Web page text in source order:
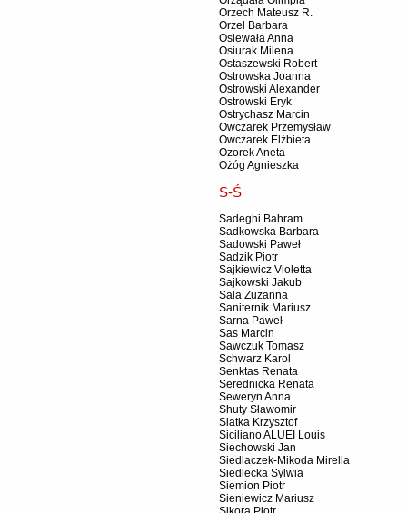
Orzech Mateusz R.
Orzeł Barbara
Osiewała Anna
Osiurak Milena
Ostaszewski Robert
Ostrowska Joanna
Ostrowski Alexander
Ostrowski Eryk
Ostrychasz Marcin
Owczarek Przemysław
Owczarek Elżbieta
Ozorek Aneta
Ożóg Agnieszka
S-Ś
Sadeghi Bahram
Sadkowska Barbara
Sadowski Paweł
Sadzik Piotr
Sajkiewicz Violetta
Sajkowski Jakub
Sala Zuzanna
Saniternik Mariusz
Sarna Paweł
Sas Marcin
Sawczuk Tomasz
Schwarz Karol
Senktas Renata
Serednicka Renata
Seweryn Anna
Shuty Sławomir
Siatka Krzysztof
Siciliano ALUEI Louis
Siechowski Jan
Siedlaczek-Mikoda Mirella
Siedlecka Sylwia
Siemion Piotr
Sieniewicz Mariusz